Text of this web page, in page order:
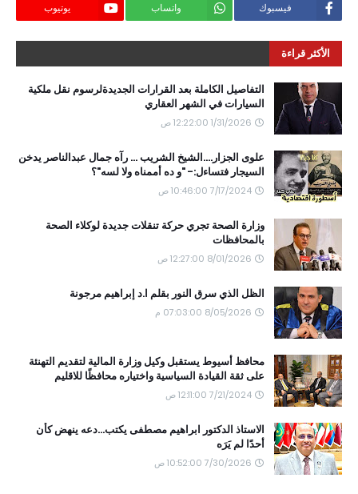
فيسبوك واتساب يوتيوب
الأكثر قراءة
التفاصيل الكاملة بعد القرارات الجديدةلرسوم نقل ملكية
السيارات في الشهر العقاري
1/31/2026 12:22:00 ص
علوى الجزار....الشيخ الشريب ... رآه جمال عبدالناصر يدخن
السيجار فتساءل:- "و ده أممناه ولا لسه"؟
7/17/2024 10:46:00 ص
وزارة الصحة تجري حركة تنقلات جديدة لوكلاء الصحة
بالمحافظات
8/01/2026 12:27:00 ص
الظل الذي سرق النور بقلم ا.د إبراهيم مرجونة
8/05/2026 07:03:00 م
محافظ أسيوط يستقبل وكيل وزارة المالية لتقديم التهنئة
على ثقة القيادة السياسية واختياره محافظًا للاقليم
7/21/2024 12:11:00 ص
الاستاذ الدكتور ابراهيم مصطفى يكتب...دعه ينهض كأن
أحدًا لم يَرَه
7/30/2026 10:52:00 ص